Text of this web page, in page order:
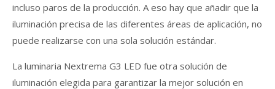
incluso paros de la producción. A eso hay que añadir que la
iluminación precisa de las diferentes áreas de aplicación, no
puede realizarse con una sola solución estándar.
La luminaria Nextrema G3 LED fue otra solución de
iluminación elegida para garantizar la mejor solución en